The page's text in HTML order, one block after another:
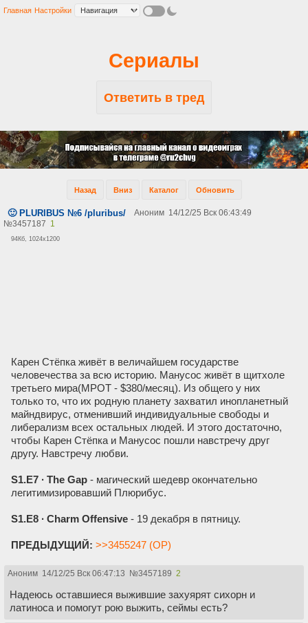
Главная Настройки
Сериалы
Ответить в тред
Назад Вниз Каталог Обновить
🙂 PLURIBUS №6 /pluribus/ Аноним 14/12/25 Вск 06:43:49
№3457187 1
94Кб, 1024x1200
Карен Стёпка живёт в величайшем государстве
человечества за всю историю. Манусос живёт в щитхоле
третьего мира(МРОТ - $380/месяц). Из общего у них
только то, что их родную планету захватил инопланетный
майндвирус, отменивший индивидуальные свободы и
либерализм всех остальных людей. И этого достаточно,
чтобы Карен Стёпка и Манусос пошли навстречу друг
другу. Навстречу любви.
S1.E7 ∙ The Gap - магический шедевр окончательно
легитимизировавший Плюрибус.
S1.E8 ∙ Charm Offensive - 19 декабря в пятницу.
ПРЕДЫДУЩИЙ: >>3455247 (OP)
Аноним 14/12/25 Вск 06:47:13 №3457189 2
Надеюсь оставшиеся выжившие захуярят сихорн и
латиноса и помогут рою выжить, сеймы есть?